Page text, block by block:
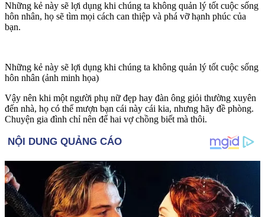
Những kẻ này sẽ lợi dụng khi chúng ta không quản lý tốt cuộc sống
hôn nhân, họ sẽ tìm mọi cách can thiệp và phá vỡ hạnh phúc của
bạn.
Những kẻ này sẽ lợi dụng khi chúng ta không quản lý tốt cuộc sống
hôn nhân (ảnh minh họa)
Vậy nên khi một người phụ nữ đẹp hay đàn ông giỏi thường xuyên
đến nhà, họ có thể mượn bạn cái này cái kia, nhưng hãy đề phòng.
Chuyện gia đình chỉ nên để hai vợ chồng biết mà thôi.